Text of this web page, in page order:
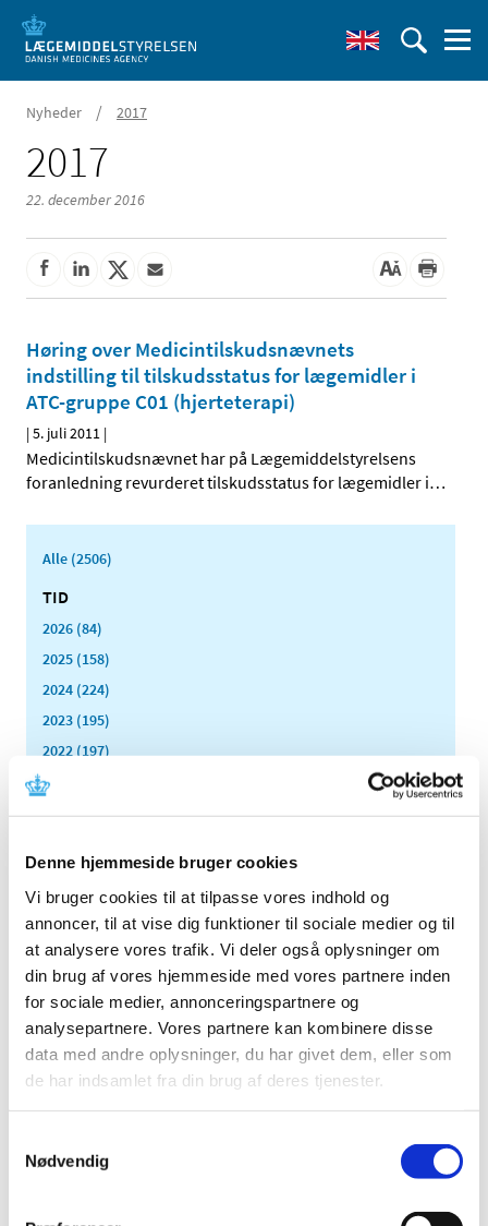
Denne hjemmeside bruger cookies
Vi bruger cookies til at tilpasse vores indhold og
annoncer, til at vise dig funktioner til sociale medier og til
at analysere vores trafik. Vi deler også oplysninger om
din brug af vores hjemmeside med vores partnere inden
for sociale medier, annonceringspartnere og
analysepartnere. Vores partnere kan kombinere disse
data med andre oplysninger, du har givet dem, eller som
de har indsamlet fra din brug af deres tjenester.
Nødvendig
Nyheder / 2017
2017
22. december 2016
Høring over Medicintilskudsnævnets
indstilling til tilskudsstatus for lægemidler i
ATC-gruppe C01 (hjerteterapi)
|5. juli 2011 |
Medicintilskudsnævnet har på Lægemiddelstyrelsens
foranledning revurderet tilskudsstatus for lægemidler i…
Alle (2506)
TID
2026 (84)
2025 (158)
2024 (224)
2023 (195)
2022 (197)
2021 (516)
2020 (263)
2018 (150)
2017 (167)
2016 (167)
2015 (33)
2014 (44)
2013 (49)
2012 (44)
2011 (13)
november (1)
september (2)